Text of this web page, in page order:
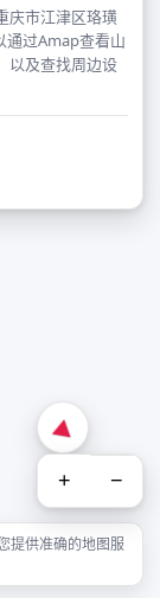
庆市江津区珞璜
通过Amap查看山
以及查找周边设
+ −
提供准确的地图服